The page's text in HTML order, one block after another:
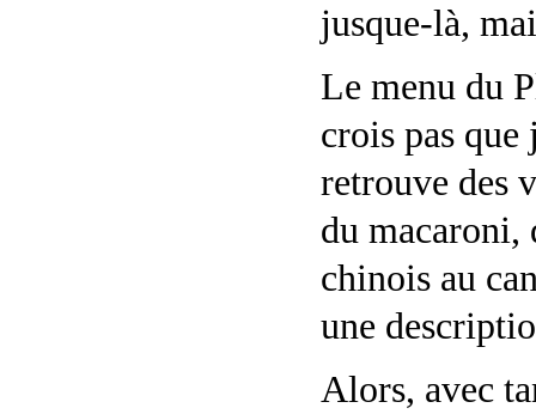
jusque-là,
Le menu du
crois pas
retrouve des
du macaroni,
chinois au
une
Alors, avec